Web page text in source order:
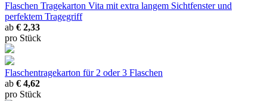
Flaschen Tragekarton Vita mit extra langem Sichtfenster und
perfektem Tragegriff
ab € 2,33
pro Stück
Flaschentragekarton für 2 oder 3 Flaschen
ab € 4,62
pro Stück